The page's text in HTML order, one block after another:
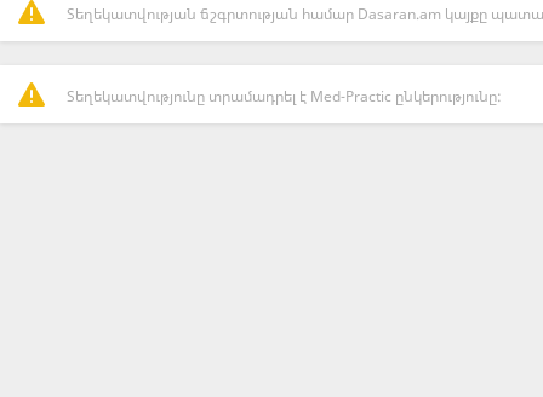
Տեղեկատվության ճշգրտության համար Dasaran.am կայքը
Տեղեկատվությունը տրամադրել է Med-Practic ընկերությունը: